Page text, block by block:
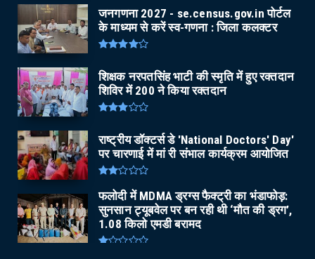
जनगणना 2027 - se.census.gov.in पोर्टल
के माध्यम से करें स्व-गणना : जिला कलक्टर
शिक्षक नरपतसिंह भाटी की स्मृति में हुए रक्तदान
शिविर में 200 ने किया रक्तदान
राष्ट्रीय डॉक्टर्स डे 'National Doctors' Day'
पर चारणाई में मां री संभाल कार्यक्रम आयोजित
फलोदी में MDMA ड्रग्स फैक्ट्री का भंडाफोड़:
सुनसान ट्यूबवेल पर बन रही थी ‘मौत की ड्रग’,
1.08 किलो एमडी बरामद